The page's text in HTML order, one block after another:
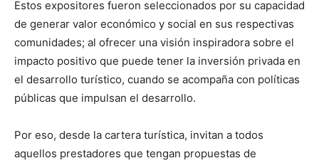
Estos expositores fueron seleccionados por su capacidad
de generar valor económico y social en sus respectivas
comunidades; al ofrecer una visión inspiradora sobre el
impacto positivo que puede tener la inversión privada en
el desarrollo turístico, cuando se acompaña con políticas
públicas que impulsan el desarrollo.
Por eso, desde la cartera turística, invitan a todos
aquellos prestadores que tengan propuestas de